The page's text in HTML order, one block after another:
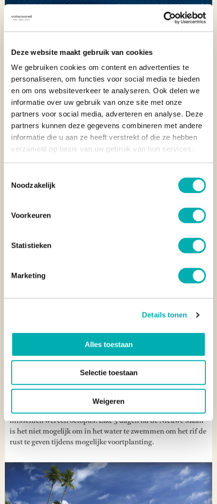
Deze website maakt gebruik van cookies
We gebruiken cookies om content en advertenties te
personaliseren, om functies voor social media te bieden
en om ons websiteverkeer te analyseren. Ook delen we
informatie over uw gebruik van onze site met onze
partners voor social media, adverteren en analyse. Deze
partners kunnen deze gegevens combineren met andere
informatie die u aan ze heeft verstrekt of die ze hebben
verzameld op basis van uw gebruik van hun services.
Noodzakelijk
Voorkeuren
Statistieken
Marketing
Details tonen
Alles toestaan
Selectie toestaan
Weigeren
7. DAUIN
Dauin staat in de Filipijnen bekend als een van de
duiklocaties van het land. Door de vulkanische oorsprong van
het eiland Negros, tref je voor de kustlijnrijke riffenwaar je
kunt snorkelen. Ga op zoek naar de zeepaardjes of
hengelaarsvissen die je hier met een scherp oog ook kunt
spotten!
Direct voor het strand van Coco Grove Beach Resort en het
een beschermde koraaltuin
verrassend veelonderwaterleven. Zet je snorkel op en spring
hier 's ochtends vroeg rond zonsopgang het water in en je ziet
de mooiste dingen, waaronder schildpadden, roggen en
misschien wel een octopus. Elke 3 dagen na de Nieuwe Maan
is het niet mogelijk om in het water te zwemmen om het rif de
rust te geven tijdens mogelijke voortplanting.